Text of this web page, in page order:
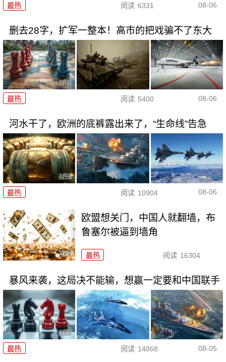
最热 阅读 6331 08-06
删去28字，扩军一整本！高市的把戏骗不了东大
最热 阅读 5400 08-06
河水干了，欧洲的底裤露出来了，“生命线”告急
最热 阅读 10904 08-06
欧盟想关门，中国人就翻墙，布
鲁塞尔被逼到墙角
最热 阅读 16304
暴风来袭，这局决不能输，想赢一定要和中国联手
最热 阅读 14868 08-05